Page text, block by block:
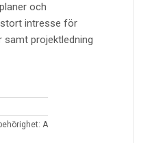
och
stort intresse för
projektledning
A